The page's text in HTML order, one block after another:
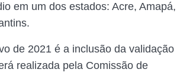
em um dos estados: Acre, Amapá,
de 2021 é a inclusão da validação
realizada pela Comissão de